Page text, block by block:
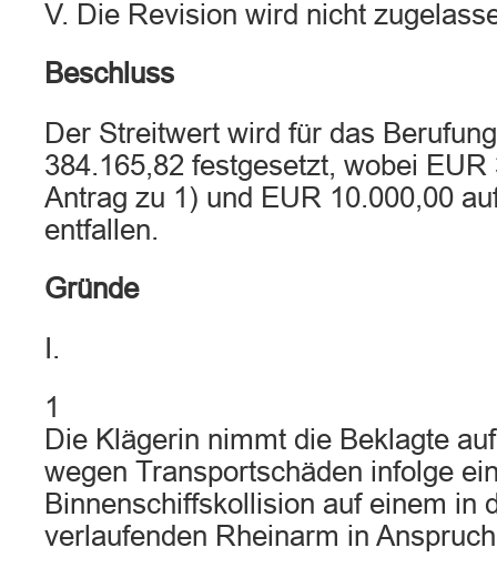
V. Die Revision wird nicht
Beschluss
Der Streitwert wird für das
384.165,82 festgesetzt, wobei
Antrag zu 1) und EUR 10.000,00
entfallen.
Gründe
I.
1
Die Klägerin nimmt die Beklagte
wegen Transportschäden infolge
Binnenschiffskollision auf einem in
verlaufenden Rheinarm in